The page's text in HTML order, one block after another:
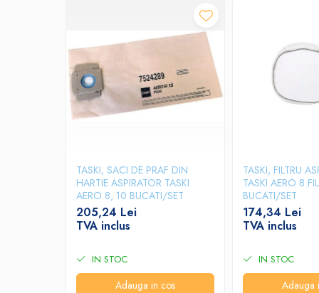
Odorizant toalera, wc
Odorizante camera
Rezerva aparate odorizante
Site odorizante pisoar
Carucioare bucatarie
Carucioare curatenie
Mopuri Profesionale
Racleta, perii pardoseala
TASKI, SACI DE PRAF DIN
HARTIE ASPIRATOR TASKI
AERO 8, 10 BUCATI/SET
205,24 Lei
TVA inclus
IN STOC
Adauga in cos
TASKI, FILTRU
TASKI AERO 8
BUCATI/SET
174,34 Lei
TVA inclus
IN STOC
Adauga